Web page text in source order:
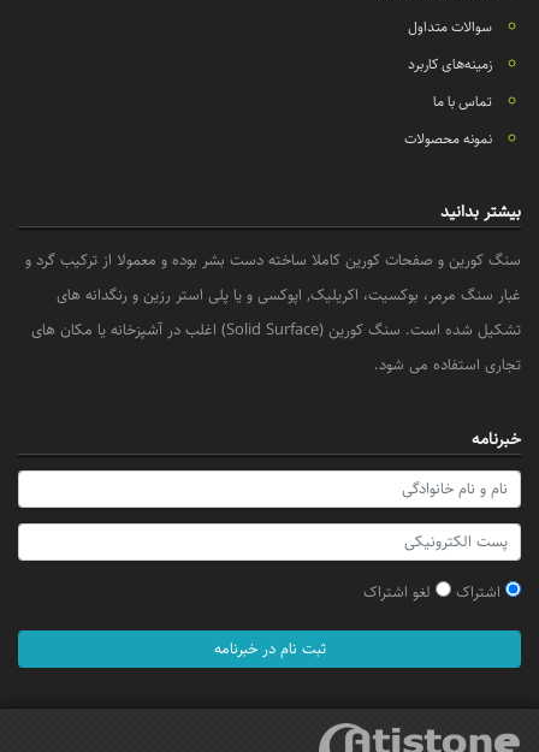
سوالات متداول
زمینه‌های کاربرد
تماس با ما
نمونه محصولات
بیشتر بدانید
سنگ کورین و صفحات کورین کاملا ساخته دست بشر بوده و معمولا از ترکیب گرد و
غبار سنگ مرمر، بوکسیت، اکریلیک, اپوکسی و یا پلی استر رزین و رنگدانه های
تشکیل شده است. سنگ کورین (Solid Surface) اغلب در آشپزخانه یا مکان های
تجاری استفاده می شود.
خبرنامه
اشتراک لغو اشتراک
ثبت نام در خبرنامه